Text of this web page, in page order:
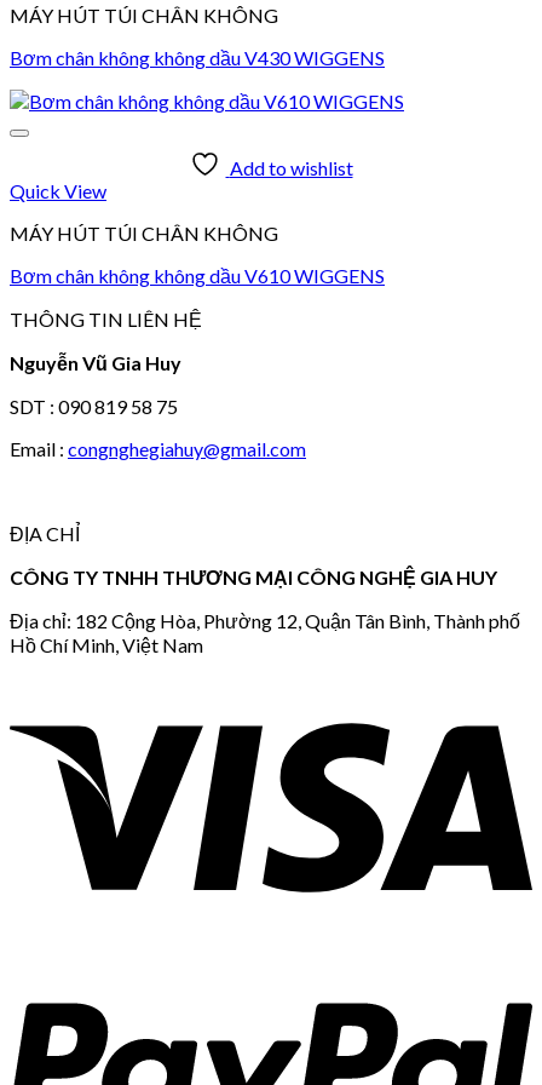
MÁY HÚT TÚI CHÂN KHÔNG
Bơm chân không không dầu V430 WIGGENS
Add to wishlist
Quick View
MÁY HÚT TÚI CHÂN KHÔNG
Bơm chân không không dầu V610 WIGGENS
THÔNG TIN LIÊN HỆ
Nguyễn Vũ Gia Huy
SDT : 090 819 58 75
Email : congnghegiahuy@gmail.com
ĐỊA CHỈ
CÔNG TY TNHH THƯƠNG MẠI CÔNG NGHỆ GIA HUY
Địa chỉ: 182 Cộng Hòa, Phường 12, Quận Tân Bình, Thành phố
Hồ Chí Minh, Việt Nam